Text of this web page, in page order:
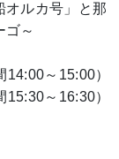
オルカ号」と那
～
～15:00）
～16:30）